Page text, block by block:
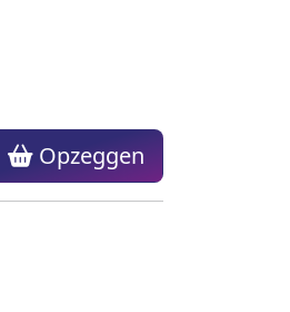
Opzeggen